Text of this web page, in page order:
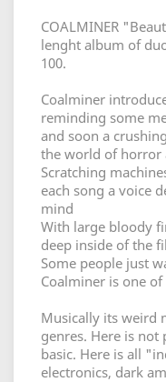
COALMINER
lenght album of
100.
Coalminer
reminding some
and soon a
the world of horror
Scratching
each song a voice
mind
With large bloody
deep inside of the
Some people just
Coalminer is one
Musically its weird
genres. Here is not
basic. Here is all
electronics, dark